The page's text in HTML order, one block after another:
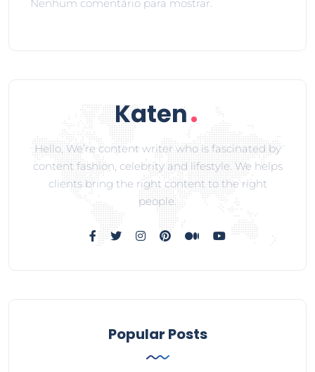
Nenhum comentário para mostrar.
Hello, We’re content writer who is fascinated by
content fashion, celebrity and lifestyle. We helps
clients bring the right content to the right
people.
Popular Posts